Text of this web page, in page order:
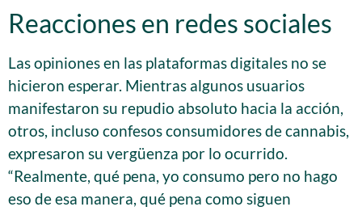
Reacciones en redes sociales
Las opiniones en las plataformas digitales no se
hicieron esperar. Mientras algunos usuarios
manifestaron su repudio absoluto hacia la acción,
otros, incluso confesos consumidores de cannabis,
expresaron su vergüenza por lo ocurrido.
“Realmente, qué pena, yo consumo pero no hago
eso de esa manera, qué pena como siguen